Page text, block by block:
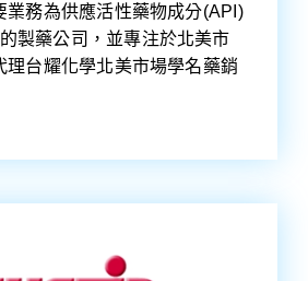
業務為供應活性藥物成分(API)
製藥公司，並專注於北美市
理台耀化學北美市場學名藥銷